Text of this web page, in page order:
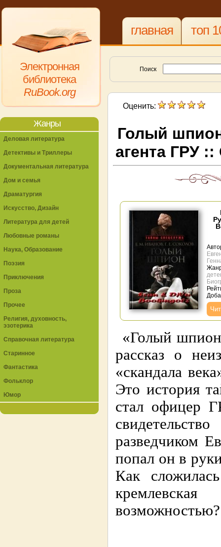
Электронная
библиотека
RuBook.org
главная топ
Поиск
Оценить:
Голый
агента ГРУ
«Голый
рассказ о
«скандала
Это история
стал офицер
разведчиком
попал он в
Как
возможностью?
Жанры
Деловая литература
Детективы и Триллеры
Документальная литература
Дом и семья
Драматургия
Искусство, Дизайн
Литература для детей
Любовные романы
Наука, Образование
Поэзия
Приключения
Проза
Прочее
Религия, духовность,
эзотерика
Справочная литература
Старинное
Фантастика
Фольклор
Юмор